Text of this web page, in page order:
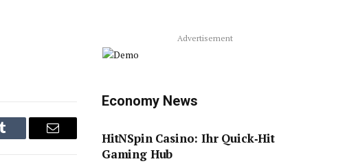
Tumblr Email
Advertisement
Economy News
HitNSpin Casino: Ihr Quick‑Hit
Gaming Hub